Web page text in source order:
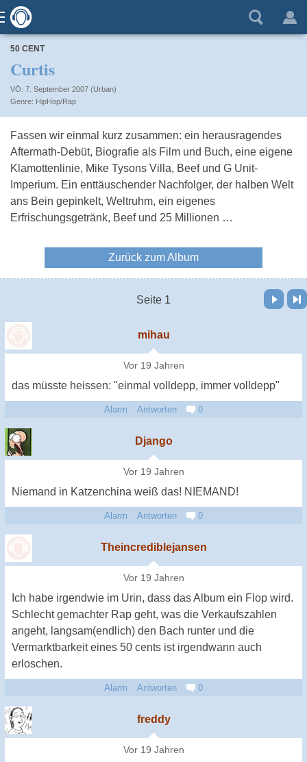
50 CENT
Curtis
VÖ: 7. September 2007 (Urban)
HipHop/Rap
Fassen wir einmal kurz zusammen: ein herausragendes
Aftermath-Debüt, Biografie als Film und Buch, eine eigene
Klamottenlinie, Mike Tysons Villa, Beef und G Unit-
Imperium. Ein enttäuschender Nachfolger, der halben Welt
ans Bein gepinkelt, Weltruhm, ein eigenes
Erfrischungsgetränk, Beef und 25 Millionen …
Zurück zum Album
Seite 1
Vor Letzte Seite
mihau
Vor 19 Jahren
das müsste heissen: "einmal volldepp, immer volldepp"
Alarm Antworten 0
Django
Vor 19 Jahren
Niemand in Katzenchina weiß das! NIEMAND!
Alarm Antworten 0
Theincrediblejansen
Vor 19 Jahren
Ich habe irgendwie im Urin, dass das Album ein Flop wird.
Schlecht gemachter Rap geht, was die Verkaufszahlen
angeht, langsam(endlich) den Bach runter und die
Vermarktbarkeit eines 50 cents ist irgendwann auch
erloschen.
Alarm Antworten 0
freddy
Vor 19 Jahren